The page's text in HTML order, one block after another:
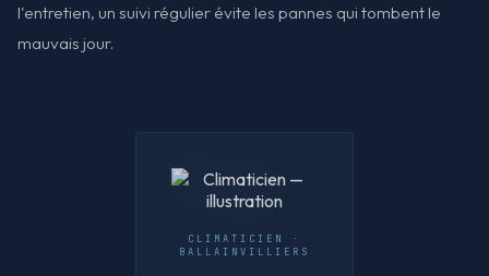
l'entretien, un suivi régulier évite les pannes qui tombent le
mauvais jour.
CLIMATICIEN ·
BALLAINVILLIERS